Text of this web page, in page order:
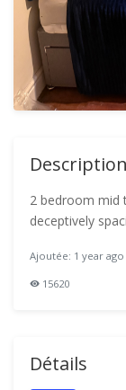
Description
2 bedroom mid
deceptively
Ajoutée: 1 year ago
15620
Détails